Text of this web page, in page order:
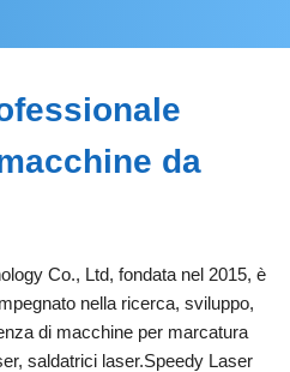
da
Co., Ltd, fondata nel 2015, è
nella ricerca, sviluppo,
di macchine per marcatura
saldatrici laser.Speedy Laser